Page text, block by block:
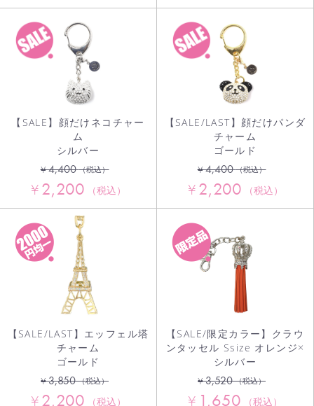
【SALE】顔だけネコチャー
ム
シルバー
¥4,400 （税込）
¥2,200 （税込）
【SALE/LAST】顔だけパンダ
チャーム
ゴールド
¥4,400 （税込）
¥2,200 （税込）
【SALE/LAST】エッフェル塔
チャーム
ゴールド
¥3,850 （税込）
¥2,200 （税込）
【SALE/限定カラー】クラウ
ンタッセル Ssize オレンジ×
シルバー
¥3,520 （税込）
¥ 1,650 （税込）